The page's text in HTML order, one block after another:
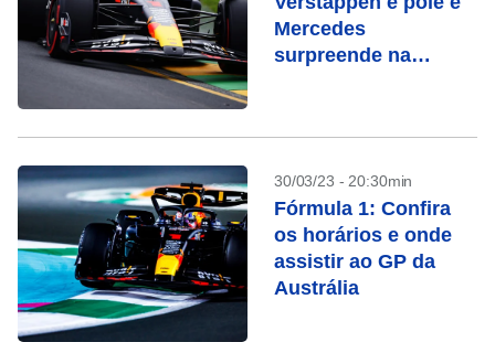
Mercedes
surpreende na
30/03/23 - 20:30min
Fórmula 1: Confira
os horários e onde
assistir ao GP da
Austrália